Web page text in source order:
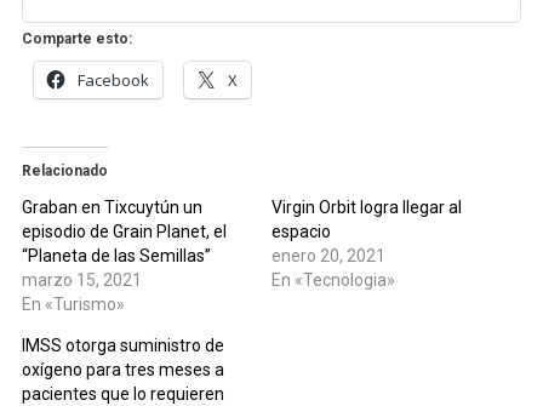
Comparte esto:
Facebook X
Relacionado
Graban en Tixcuytún un
episodio de Grain Planet, el
“Planeta de las Semillas”
marzo 15, 2021
En «Turismo»
Virgin Orbit logra llegar al
espacio
enero 20, 2021
En «Tecnologia»
IMSS otorga suministro de
oxígeno para tres meses a
pacientes que lo requieren